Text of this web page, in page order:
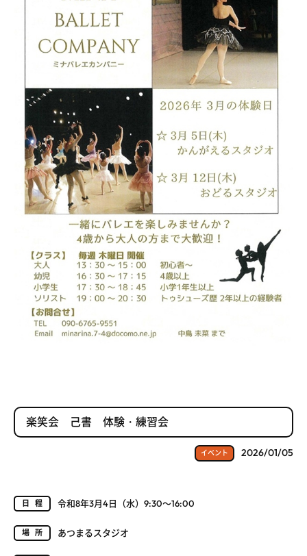
楽笑会 己書 体験・練習会
イベント 2026/01/05
日程 令和8年3月4日（水）9:30～16:00
場所 あつまるスタジオ